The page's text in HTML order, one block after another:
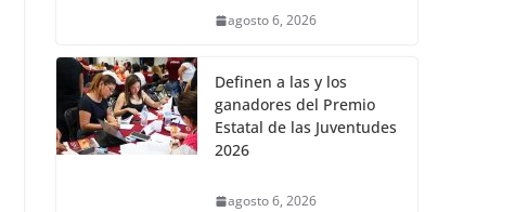
agosto 6, 2026
Definen a las y los
ganadores del Premio
Estatal de las Juventudes
2026
agosto 6, 2026